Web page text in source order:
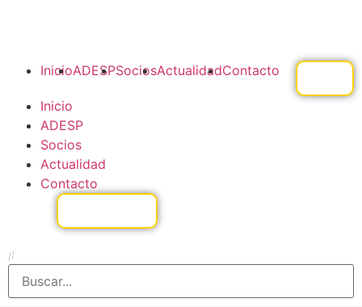
InicioADESPSociosActualidadContacto
Inicio
ADESP
Socios
Actualidad
Contacto